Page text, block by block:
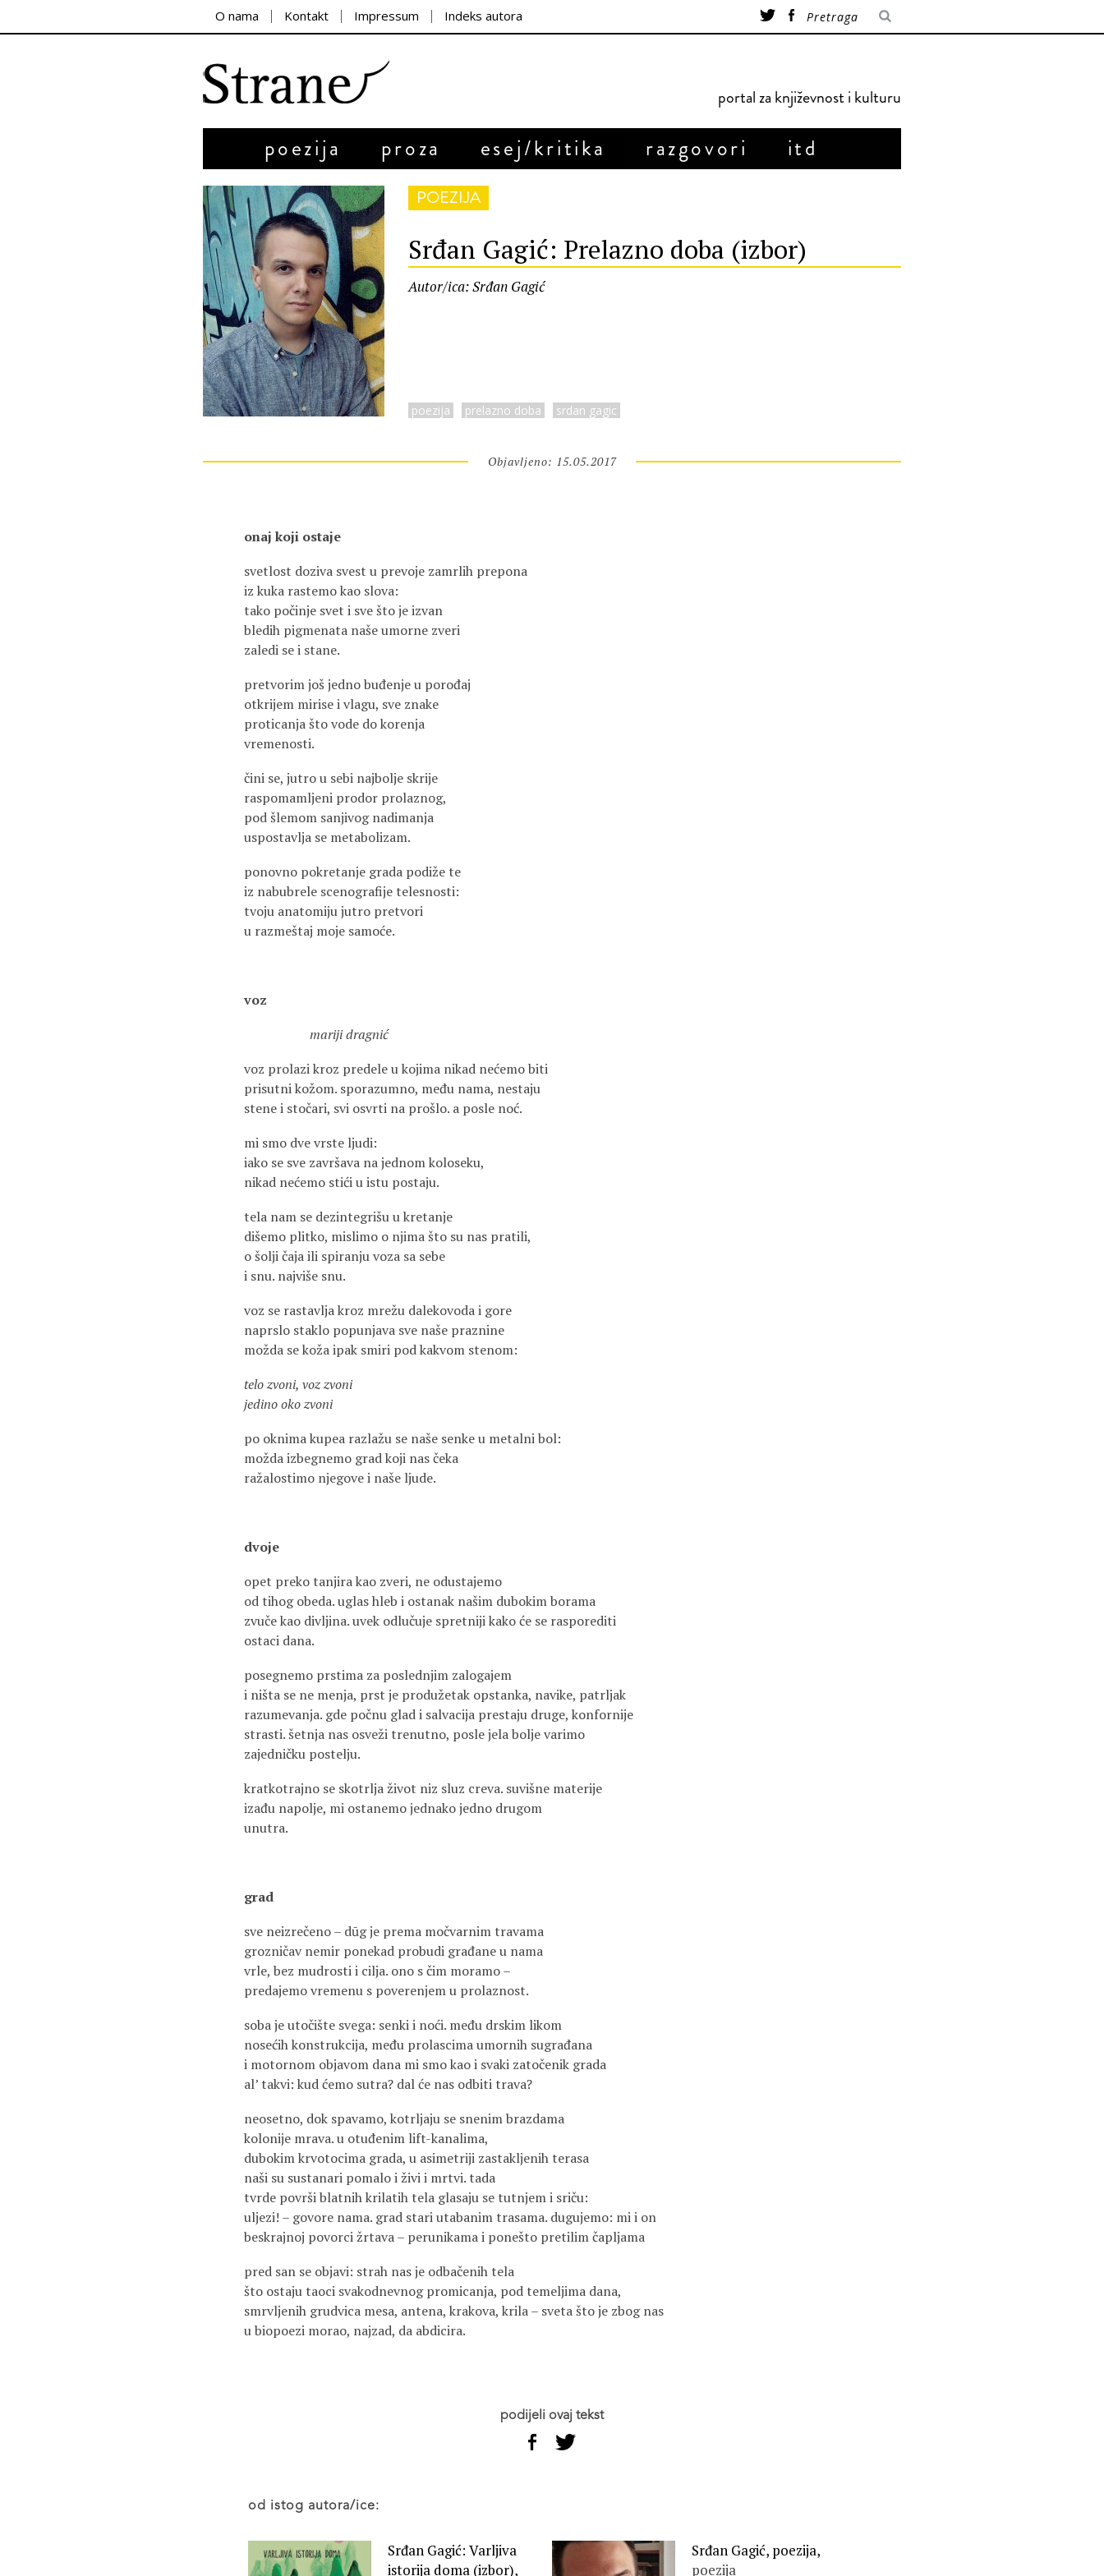
O nama Kontakt Impressum Indeks autora
portal za književnost i kulturu
poezija proza esej/kritika razgovori itd
POEZIJA
Srđan Gagić: Prelazno doba (izbor)
Autor/ica: Srđan Gagić
poezija prelazno doba srdan gagic
Objavljeno: 15.05.2017
onaj koji ostaje
svetlost doziva svest u prevoje zamrlih prepona
iz kuka rastemo kao slova:
tako počinje svet i sve što je izvan
bledih pigmenata naše umorne zveri
zaledi se i stane.
pretvorim još jedno buđenje u porođaj
otkrijem mirise i vlagu, sve znake
proticanja što vode do korenja
vremenosti.
čini se, jutro u sebi najbolje skrije
raspomamljeni prodor prolaznog,
pod šlemom sanjivog nadimanja
uspostavlja se metabolizam.
ponovno pokretanje grada podiže te
iz nabubrele scenografije telesnosti:
tvoju anatomiju jutro pretvori
u razmeštaj moje samoće.
voz
mariji dragnić
voz prolazi kroz predele u kojima nikad nećemo biti
prisutni kožom. sporazumno, među nama, nestaju
stene i stočari, svi osvrti na prošlo. a posle noć.
mi smo dve vrste ljudi:
iako se sve završava na jednom koloseku,
nikad nećemo stići u istu postaju.
tela nam se dezintegrišu u kretanje
dišemo plitko, mislimo o njima što su nas pratili,
o šolji čaja ili spiranju voza sa sebe
i snu. najviše snu.
voz se rastavlja kroz mrežu dalekovoda i gore
naprslo staklo popunjava sve naše praznine
možda se koža ipak smiri pod kakvom stenom:
telo zvoni, voz zvoni
jedino oko zvoni
po oknima kupea razlažu se naše senke u metalni bol:
možda izbegnemo grad koji nas čeka
ražalostimo njegove i naše ljude.
dvoje
opet preko tanjira kao zveri, ne odustajemo
od tihog obeda. uglas hleb i ostanak našim dubokim borama
zvuče kao divljina. uvek odlučuje spretniji kako će se rasporediti
ostaci dana.
posegnemo prstima za poslednjim zalogajem
i ništa se ne menja, prst je produžetak opstanka, navike, patrljak
razumevanja. gde počnu glad i salvacija prestaju druge, konfornije
strasti. šetnja nas osveži trenutno, posle jela bolje varimo
zajedničku postelju.
kratkotrajno se skotrlja život niz sluz creva. suvišne materije
izađu napolje, mi ostanemo jednako jedno drugom
unutra.
grad
sve neizrečeno – dūg je prema močvarnim travama
grozničav nemir ponekad probudi građane u nama
vrle, bez mudrosti i cilja. ono s čim moramo –
predajemo vremenu s poverenjem u prolaznost.
soba je utočište svega: senki i noći. među drskim likom
nosećih konstrukcija, među prolascima umornih sugrađana
i motornom objavom dana mi smo kao i svaki zatočenik grada
al’ takvi: kud ćemo sutra? dal će nas odbiti trava?
neosetno, dok spavamo, kotrljaju se snenim brazdama
kolonije mrava. u otuđenim lift-kanalima,
dubokim krvotocima grada, u asimetriji zastakljenih terasa
naši su sustanari pomalo i živi i mrtvi. tada
tvrde površi blatnih krilatih tela glasaju se tutnjem i sriču:
uljezi! – govore nama. grad stari utabanim trasama. dugujemo: mi i on
beskrajnoj povorci žrtava – perunikama i ponešto pretilim čapljama
pred san se objavi: strah nas je odbačenih tela
što ostaju taoci svakodnevnog promicanja, pod temeljima dana,
smrvljenih grudvica mesa, antena, krakova, krila – sveta što je zbog nas
u biopoezi morao, najzad, da abdicira.
podijeli ovaj tekst
od istog autora/ice:
Srđan Gagić: Varljiva
istorija doma (izbor),
Srđan Gagić, poezija,
poezija